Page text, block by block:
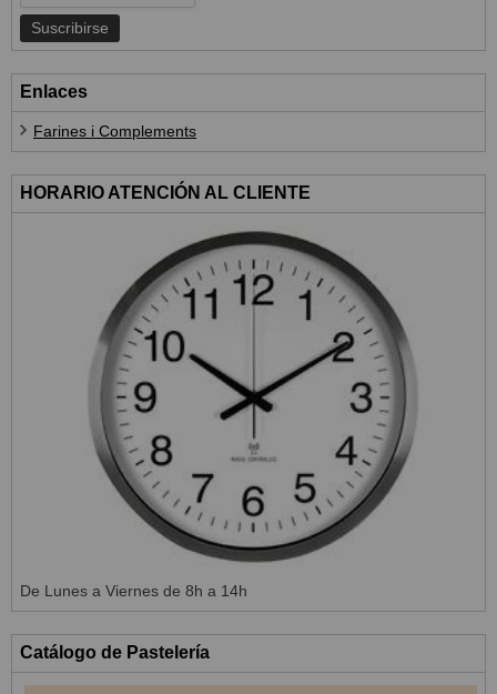
Enlaces
Farines i Complements
HORARIO ATENCIÓN AL CLIENTE
De Lunes a Viernes de 8h a 14h
Catálogo de Pastelería